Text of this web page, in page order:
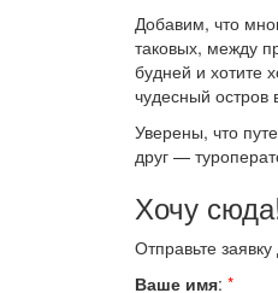
Добавим, что
таковых, между
будней и хотите
чудесный
Уверены, что
друг —
Хочу
Отправьте
Ваше имя: *